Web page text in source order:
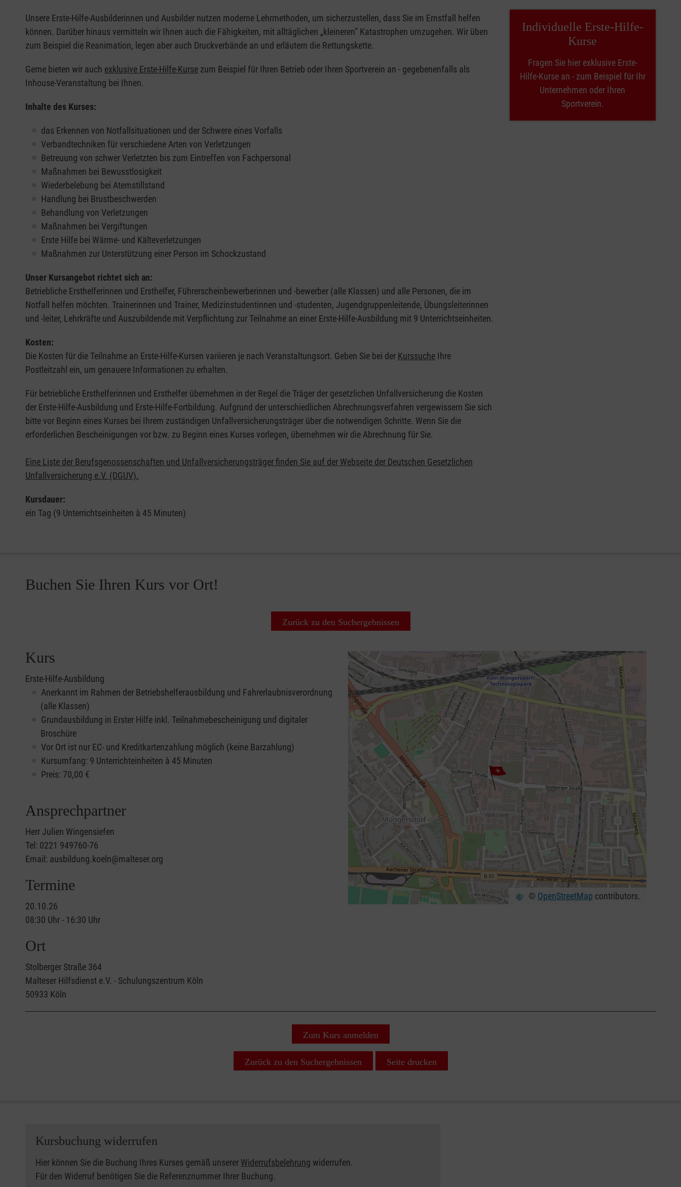
Unsere Erste-Hilfe-Ausbilderinnen und Ausbilder nutzen moderne Lehrmethoden, um sicherzustellen, dass Sie im Ernstfall helfen
können. Darüber hinaus vermitteln wir Ihnen auch die Fähigkeiten, mit alltäglichen „kleineren” Katastrophen umzugehen. Wir üben
zum Beispiel die Reanimation, legen aber auch Druckverbände an und erläutern die Rettungskette.
Gerne bieten wir auch exklusive Erste-Hilfe-Kurse zum Beispiel für Ihren Betrieb oder Ihren Sportverein an - gegebenenfalls als
Inhouse-Veranstaltung bei Ihnen.
Inhalte des Kurses:
das Erkennen von Notfallsituationen und der Schwere eines Vorfalls
Verbandtechniken für verschiedene Arten von Verletzungen
Betreuung von schwer Verletzten bis zum Eintreffen von Fachpersonal
Maßnahmen bei Bewusstlosigkeit
Wiederbelebung bei Atemstillstand
Handlung bei Brustbeschwerden
Behandlung von Verletzungen
Maßnahmen bei Vergiftungen
Erste Hilfe bei Wärme- und Kälteverletzungen
Maßnahmen zur Unterstützung einer Person im Schockzustand
Unser Kursangebot richtet sich an:
Betriebliche Ersthelferinnen und Ersthelfer, Führerscheinbewerberinnen und -bewerber (alle Klassen) und alle Personen, die im
Notfall helfen möchten. Trainerinnen und Trainer, Medizinstudentinnen und -studenten, Jugendgruppenleitende, Übungsleiterinnen
und -leiter, Lehrkräfte und Auszubildende mit Verpflichtung zur Teilnahme an einer Erste-Hilfe-Ausbildung mit 9 Unterrichtseinheiten.
Kosten:
Die Kosten für die Teilnahme an Erste-Hilfe-Kursen variieren je nach Veranstaltungsort. Geben Sie bei der Kurssuche Ihre
Postleitzahl ein, um genauere Informationen zu erhalten.
Für betriebliche Ersthelferinnen und Ersthelfer übernehmen in der Regel die Träger der gesetzlichen Unfallversicherung die Kosten
der Erste-Hilfe-Ausbildung und Erste-Hilfe-Fortbildung. Aufgrund der unterschiedlichen Abrechnungsverfahren vergewissern Sie sich
bitte vor Beginn eines Kurses bei Ihrem zuständigen Unfallversicherungsträger über die notwendigen Schritte. Wenn Sie die
erforderlichen Bescheinigungen vor bzw. zu Beginn eines Kurses vorlegen, übernehmen wir die Abrechnung für Sie.
Eine Liste der Berufsgenossenschaften und Unfallversicherungsträger finden Sie auf der Webseite der Deutschen Gesetzlichen
Unfallversicherung e.V. (DGUV).
Kursdauer:
ein Tag (9 Unterrichtseinheiten à 45 Minuten)
Individuelle Erste-Hilfe-
Kurse
Fragen Sie hier exklusive Erste-
Hilfe-Kurse an - zum Beispiel für Ihr
Unternehmen oder Ihren
Sportverein.
Buchen Sie Ihren Kurs vor Ort!
Zurück zu den Suchergebnissen
Kurs
Erste-Hilfe-Ausbildung
Anerkannt im Rahmen der Betriebshelferausbildung und Fahrerlaubnisverordnung
(alle Klassen)
Grundausbildung in Erster Hilfe inkl. Teilnahmebescheinigung und digitaler
Broschüre
Vor Ort ist nur EC- und Kreditkartenzahlung möglich (keine Barzahlung)
Kursumfang: 9 Unterrichteinheiten à 45 Minuten
Preis: 70,00 €
Ansprechpartner
Herr Julien Wingensiefen
Tel: 0221 949760-76
Email: ausbildung.koeln@malteser.org
Termine
20.10.26
08:30 Uhr - 16:30 Uhr
Ort
Stolberger Straße 364
Malteser Hilfsdienst e.V. - Schulungszentrum Köln
50933 Köln
© OpenStreetMap contributors.
Zum Kurs anmelden
Zurück zu den Suchergebnissen Seite drucken
Kursbuchung widerrufen
Hier können Sie die Buchung Ihres Kurses gemäß unserer Widerrufsbelehrung widerrufen.
Für den Widerruf benötigen Sie die Referenznummer Ihrer Buchung.